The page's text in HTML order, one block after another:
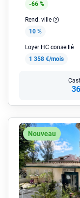
-66 %
Rend. ville
10 %
Loyer HC conseillé
1 358 €/mois
Nouveau